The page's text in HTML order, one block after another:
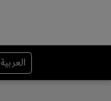
العربية